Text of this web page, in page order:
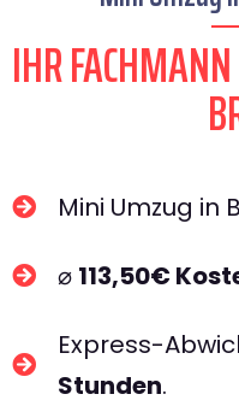
IHR
Mini Umzug in
⌀ 113,50€
Express-
Stunden.